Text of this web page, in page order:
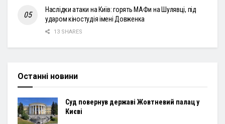
Наслідки атаки на Київ: горять МАФи на Шулявці, під
ударом кіностудія імені Довженка
13 SHARES
Останні новини
Суд повернув державі Жовтневий палац у
Києві